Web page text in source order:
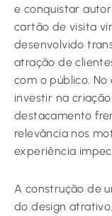
e conquistar
cartão de visita
desenvolvido
atração de
com o público.
investir na
destacamento
relevância nos
experiência
A construção de
do design